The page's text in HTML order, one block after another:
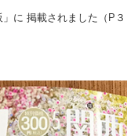
に 掲載されました（P３